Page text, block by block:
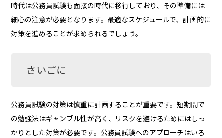
時代は公務員試験も面接の時代に移行しており、その準備には
細心の注意が必要となります。最適なスケジュールで、計画的に
対策を進めることが求められるでしょう。
さいごに
公務員試験の対策は慎重に計画することが重要です。短期間で
の勉強法はギャンブル性が高く、リスクを避けるためにはしっ
かりとした対策が必要です。公務員試験へのアプローチはいろ